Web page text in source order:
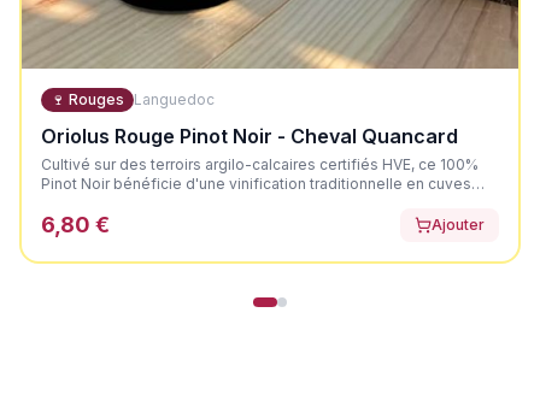
🍷 Rouges Languedoc
Oriolus Rouge Pinot Noir - Cheval Quancard
Cultivé sur des terroirs argilo-calcaires certifiés HVE, ce 100%
Pinot Noir bénéficie d'une vinification traditionnelle en cuves
une robe profonde et préserver la délicatesse du cépage. Il
dévoile une élégante couleur rouge rubis aux reflets violets.
Son nez est expressif et très net, axé sur les fruits rouges et
portée par la fraîcheur des fruits noirs croquants.
6,80 € Ajouter